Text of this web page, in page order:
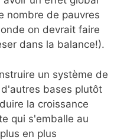
nombre de pauvres
on devrait faire
dans la balance!).
un système de
bases plutôt
la croissance
qui s'emballe au
en plus